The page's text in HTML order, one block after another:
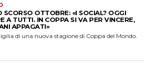
SCORSO OTTOBRE: «I SOCIAL? OGGI
A TUTTI. IN COPPA SI VA PER VINCERE,
APPAGATI»
di una nuova stagione di Coppa del Mondo.